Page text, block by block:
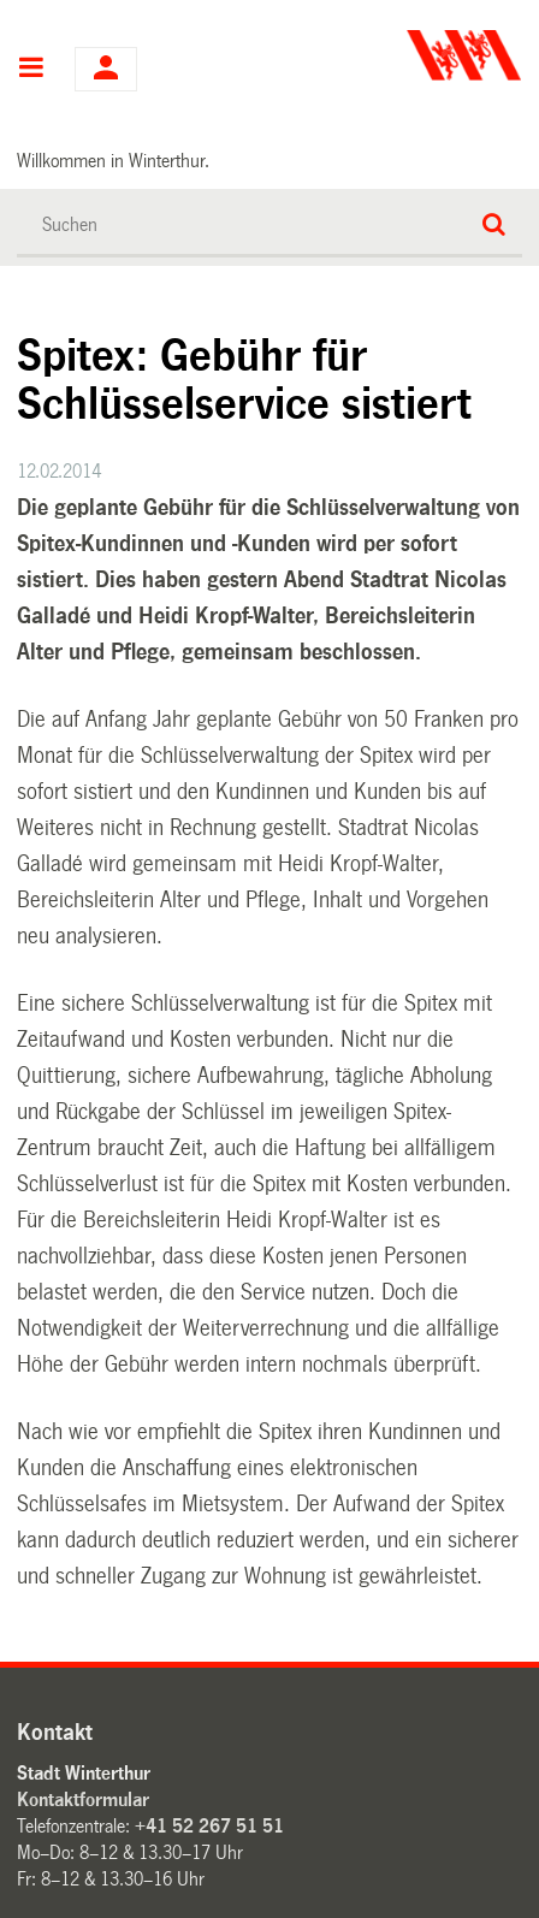
Hauptnavigation
Willkommen in Winterthur.
Spitex: Gebühr für
Schlüsselservice sistiert
12.02.2014
Die geplante Gebühr für die Schlüsselverwaltung von
Spitex-Kundinnen und -Kunden wird per sofort
sistiert. Dies haben gestern Abend Stadtrat Nicolas
Galladé und Heidi Kropf-Walter, Bereichsleiterin
Alter und Pflege, gemeinsam beschlossen.
Die auf Anfang Jahr geplante Gebühr von 50 Franken pro
Monat für die Schlüsselverwaltung der Spitex wird per
sofort sistiert und den Kundinnen und Kunden bis auf
Weiteres nicht in Rechnung gestellt. Stadtrat Nicolas
Galladé wird gemeinsam mit Heidi Kropf-Walter,
Bereichsleiterin Alter und Pflege, Inhalt und Vorgehen
neu analysieren.
Eine sichere Schlüsselverwaltung ist für die Spitex mit
Zeitaufwand und Kosten verbunden. Nicht nur die
Quittierung, sichere Aufbewahrung, tägliche Abholung
und Rückgabe der Schlüssel im jeweiligen Spitex-
Zentrum braucht Zeit, auch die Haftung bei allfälligem
Schlüsselverlust ist für die Spitex mit Kosten verbunden.
Für die Bereichsleiterin Heidi Kropf-Walter ist es
nachvollziehbar, dass diese Kosten jenen Personen
belastet werden, die den Service nutzen. Doch die
Notwendigkeit der Weiterverrechnung und die allfällige
Höhe der Gebühr werden intern nochmals überprüft.
Nach wie vor empfiehlt die Spitex ihren Kundinnen und
Kunden die Anschaffung eines elektronischen
Schlüsselsafes im Mietsystem. Der Aufwand der Spitex
kann dadurch deutlich reduziert werden, und ein sicherer
und schneller Zugang zur Wohnung ist gewährleistet.
Kontakt
Stadt Winterthur
Kontaktformular
Telefonzentrale:+41 52 267 51 51
Mo–Do: 8–12 & 13.30–17 Uhr
Fr: 8–12 & 13.30–16 Uhr